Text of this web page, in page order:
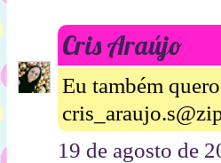
Cris Araújo
Eu também
19 de agosto de